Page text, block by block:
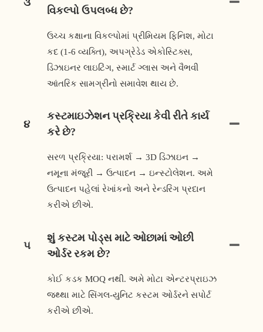
વિકલ્પો ઉપલબ્ધ છે?
ઉચ્ચ કક્ષાના વિકલ્પોમાં પ્રીમિયમ ફિનિશ, મોટા
કદ (1-6 વ્યક્તિ), અપગ્રેડેડ એકોસ્ટિક્સ,
ડિઝાઇનર લાઇટિંગ, સ્માર્ટ ગ્લાસ અને વૈભવી
આંતરિક સામગ્રીનો સમાવેશ થાય છે.
૪
કસ્ટમાઇઝેશન પ્રક્રિયા કેવી રીતે કાર્ય
કરે છે?
સરળ પ્રક્રિયા: પરામર્શ → 3D ડિઝાઇન →
નમૂના મંજૂરી → ઉત્પાદન → ઇન્સ્ટોલેશન. અમે
ઉત્પાદન પહેલાં રેખાંકનો અને રેન્ડરિંગ પ્રદાન
કરીએ છીએ.
૫
શું કસ્ટમ પોડ્સ માટે ઓછામાં ઓછી
ઓર્ડર રકમ છે?
કોઈ કડક MOQ નથી. અમે મોટા એન્ટરપ્રાઇઝ
જથ્થા માટે સિંગલ-યુનિટ કસ્ટમ ઓર્ડરને સપોર્ટ
કરીએ છીએ.